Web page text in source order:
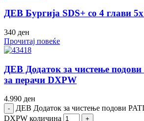
ДЕВ Бургија SDS+ со 4 глави
340 ден
Прочитај повеќе
ДЕВ Додаток за чистење
за перачи DXPW
4.990 ден
ДЕВ Додаток за чистење подови
DXPW количина